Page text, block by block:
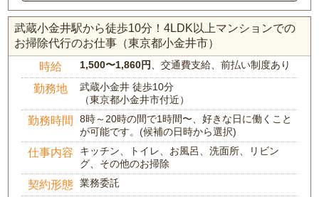
武蔵小金井駅から徒歩10分！4LDK以上マンションでの
お掃除代行のお仕事（東京都小金井市）
時給 1,500〜1,860円、交通費支給、前払い制度あり
勤務地
武蔵小金井 徒歩10分
（東京都小金井市付近）
勤務時間
8時～20時の間で1時間〜、好きな日に働くこと
が可能です。(候補の日時から選択)
仕事内容
キッチン、トイレ、お風呂、洗面所、リビン
グ、その他のお掃除
契約形態 業務委託